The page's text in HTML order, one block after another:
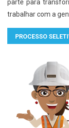
parte para
trabalhar com a
PROCESSO